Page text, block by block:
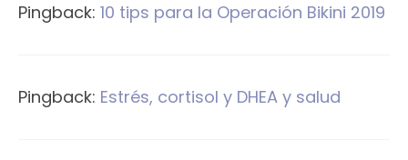
Pingback: 10 tips para la Operación Bikini 2019
Pingback: Estrés, cortisol y DHEA y salud